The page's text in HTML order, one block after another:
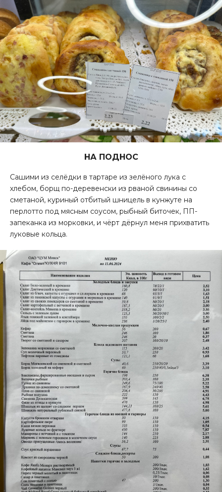
НА ПОДНОС
Сашими из селёдки в тартаре из зелёного лука с
хлебом, борщ по-деревенски из рваной свинины со
сметаной, куриный отбитый шницель в кунжуте на
перлотто под мясным соусом, рыбный биточек, ПП-
запеканка из морковки, и чёрт дёрнул меня прихватить
луковые кольца.